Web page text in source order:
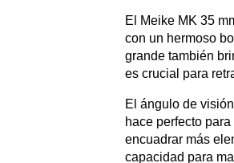
El Meike MK 35
con un hermoso
grande también
es crucial para
El ángulo de
hace perfecto
encuadrar más
capacidad para